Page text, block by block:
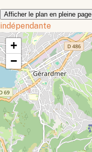
Afficher le plan en pleine page
indépendante